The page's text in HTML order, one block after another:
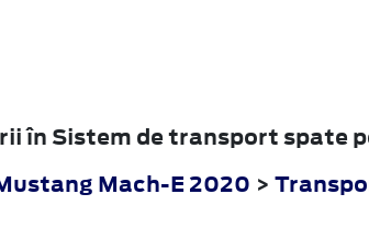
în Sistem de transport spate
Mach-E 2020 >